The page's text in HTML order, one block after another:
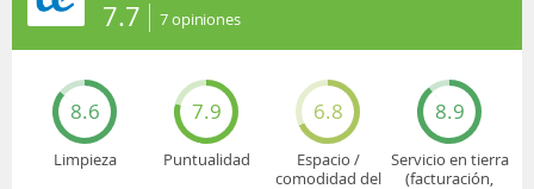
7.7 7opiniones
8.6
Limpieza
7.9
Puntualidad
6.8
Espacio /
comodidad del
8.9
Servicio en tierra
(facturación,